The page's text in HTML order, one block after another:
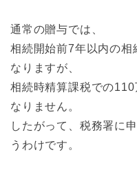
通常の贈与では、
相続開始前7年以内の相
なりますが、
相続時精算課税での
なりません。
したがって、税務署に
うわけです。